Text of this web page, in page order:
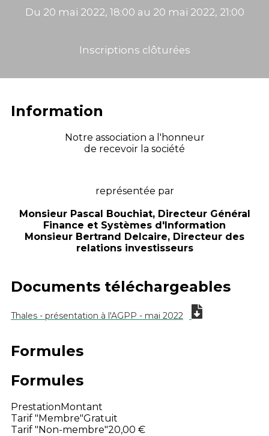
Du 20 mai 2022, 18:00 au 20 mai 2022, 21:00
Inscriptions clôturées
Information
Notre association a l'honneur
de recevoir la société
représentée par
Monsieur Pascal Bouchiat, Directeur Général
Finance et Systèmes d'Information
Monsieur Bertrand Delcaire, Directeur des
relations investisseurs
Documents téléchargeables
Thales - présentation à l'AGPP - mai 2022
Formules
Formules
PrestationMontant
Tarif "Membre"Gratuit
Tarif "Non-membre"20,00 €